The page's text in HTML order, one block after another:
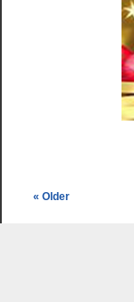
« Older